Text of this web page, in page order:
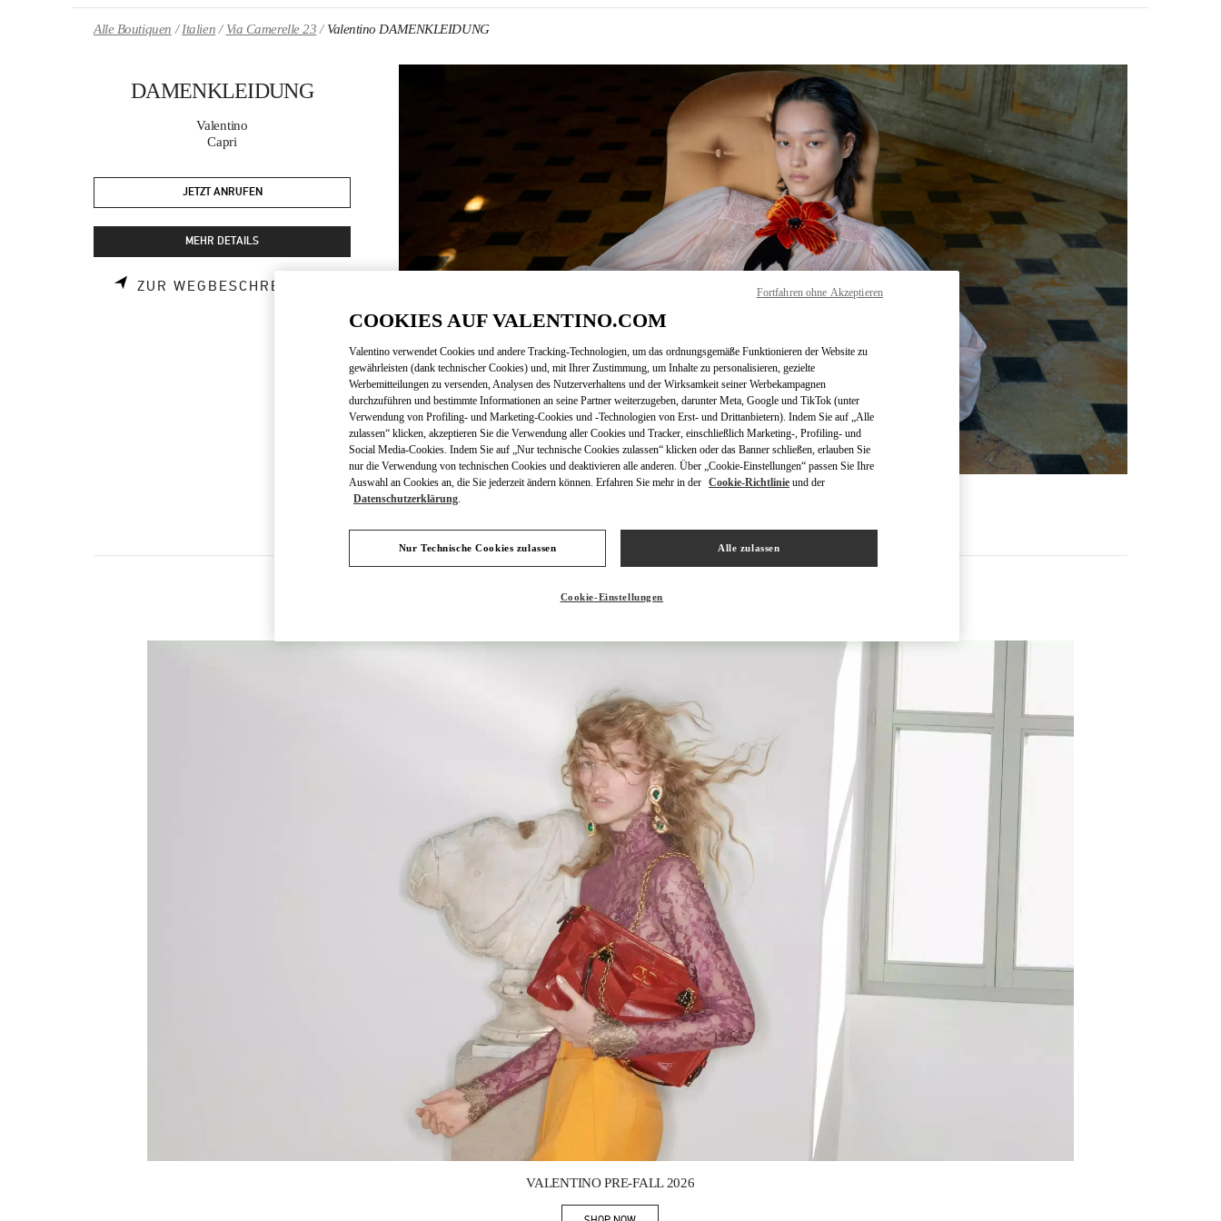
Alle Boutiquen Italien Via Camerelle 23 Valentino DAMENKLEIDUNG
DAMENKLEIDUNG
Valentino
Capri
JETZT ANRUFEN
MEHR DETAILS
ZUR WEGBESCHREIBUNG
Link Opens in New Tab
NEUHEITEN
VALENTINO PRE-FALL 2026
COOKIES AUF VALENTINO.COM
Valentino verwendet Cookies und andere Tracking-Technologien, um das ordnungsgemäße Funktionieren der Website zu
gewährleisten (dank technischer Cookies) und, mit Ihrer Zustimmung, um Inhalte zu personalisieren, gezielte
Werbemitteilungen zu versenden, Analysen des Nutzerverhaltens und der Wirksamkeit seiner Werbekampagnen
durchzuführen und bestimmte Informationen an seine Partner weiterzugeben, darunter Meta, Google und TikTok (unter
Verwendung von Profiling- und Marketing-Cookies und -Technologien von Erst- und Drittanbietern). Indem Sie auf „Alle
zulassen“ klicken, akzeptieren Sie die Verwendung aller Cookies und Tracker, einschließlich Marketing-, Profiling- und
Social Media-Cookies. Indem Sie auf „Nur technische Cookies zulassen“ klicken oder das Banner schließen, erlauben Sie
nur die Verwendung von technischen Cookies und deaktivieren alle anderen. Über „Cookie-Einstellungen“ passen Sie Ihre
Auswahl an Cookies an, die Sie jederzeit ändern können. Erfahren Sie mehr in der Cookie-Richtlinie und der
Datenschutzerklärung
Nur Technische Cookies zulassen Alle zulassen
Cookie-Einstellungen
Fortfahren ohne Akzeptieren